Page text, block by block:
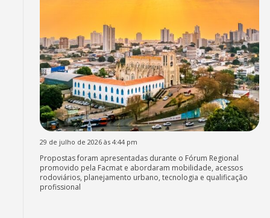
29 de julho de 2026 às 4:44 pm
Propostas foram apresentadas durante o Fórum Regional
promovido pela Facmat e abordaram mobilidade, acessos
rodoviários, planejamento urbano, tecnologia e qualificação
profissional